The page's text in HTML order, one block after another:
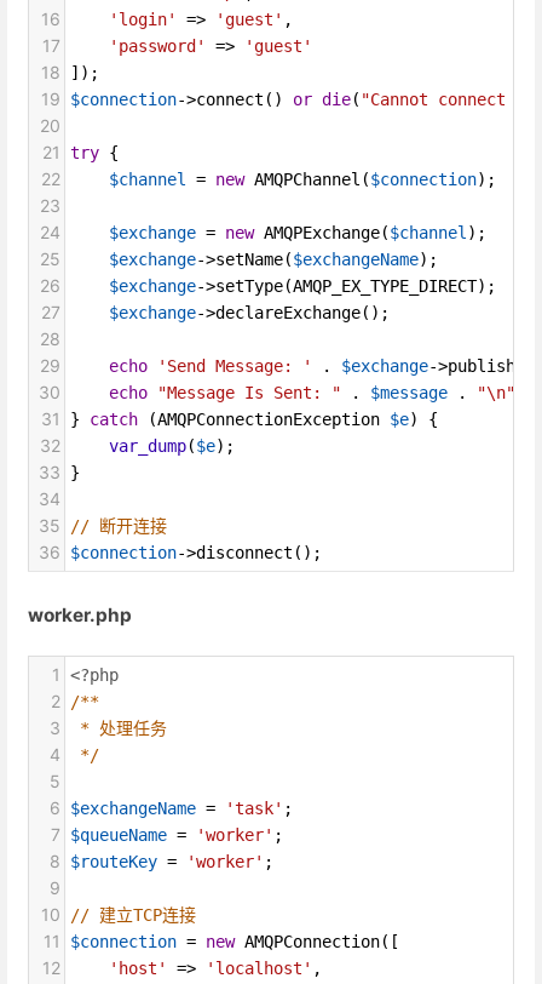
16 'login' => 'guest' ,
17 'password' => 'guest'
18 ]);
19 $connection->connect () or die( "Cannot connect
20
21
try {
22 $channel = new AMQPChannel ($connection);
23
24
$exchange = new AMQPExchange($channel );
25 $exchange->setName($exchangeName);
26 $exchange->setType(AMQP_EX_TYPE_DIRECT);
27 $exchange->declareExchange();
28
29
echo 'Send Message: ' . $exchange->publish
30 echo "Message Is Sent: " . $message . "\n"
31 } catch (AMQPConnectionException $e) {
32 var_dump($e);
33 }
34
35
// 断开连接
36 $connection->disconnect ();
worker.php
1 <?php
2 /**
3 * 处理任务
4 */
5
6
$exchangeName = 'task' ;
7 $queueName = 'worker' ;
8 $routeKey = 'worker' ;
9
10
// 建立TCP连接
11 $connection = new AMQPConnection([
12 'host' => 'localhost' ,